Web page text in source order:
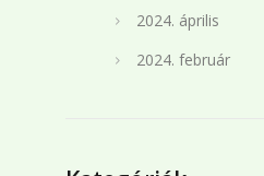
2024. április
2024. február